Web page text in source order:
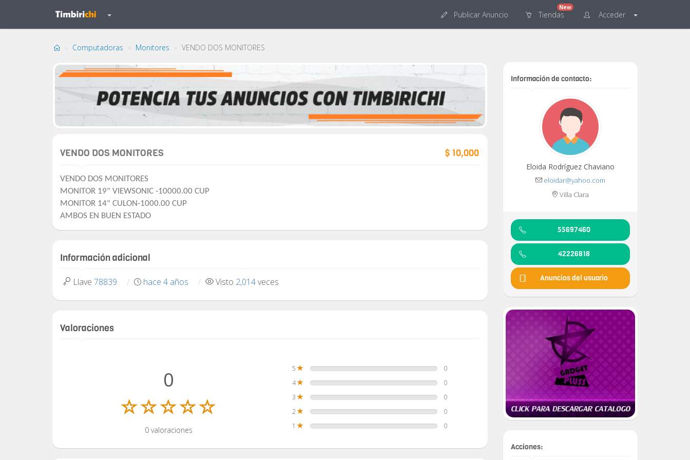
Publicar Anuncio Tiendas
New
Acceder
Computadoras Monitores VENDO DOS MONITORES
VENDO DOS MONITORES $ 10,000
VENDO DOS MONITORES
MONITOR 19" VIEWSONIC -10000.00 CUP
MONITOR 14" CULON-1000.00 CUP
AMBOS EN BUEN ESTADO
Información adicional
Llave 78839 hace 4 años Visto 2,014veces
Valoraciones
0
0 valoraciones
5
0
4
0
3
0
2
0
1
0
Información de contacto:
Eloida Rodríguez Chaviano
eloidar@yahoo.com
Villa Clara
55697460
42226818
Anuncios del usuario
Acciones: